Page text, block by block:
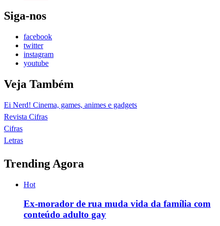
Siga-nos
facebook
twitter
instagram
youtube
Veja Também
Ei Nerd! Cinema, games, animes e gadgets
Revista Cifras
Cifras
Letras
Trending Agora
Hot
Ex-morador de rua muda vida da família com
conteúdo adulto gay